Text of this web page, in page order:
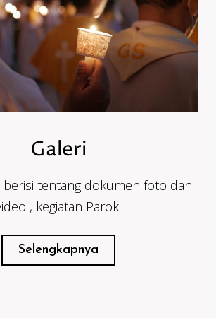
Galeri
berisi tentang dokumen foto dan
, kegiatan Paroki
Selengkapnya